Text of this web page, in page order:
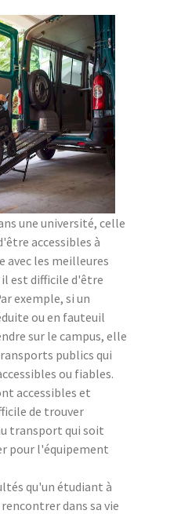
une université, celle
accessibles à
avec les meilleures
est difficile d'être
exemple, si un
ou en fauteuil
sur le campus, elle
publics qui
ou fiables.
accessibles et
de trouver
transport qui soit
pour l'équipement
qu'un étudiant à
dans sa vie